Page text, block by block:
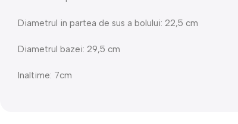
Diametrul in partea de sus a bolului: 22,5 cm
Diametrul bazei: 29,5 cm
Inaltime: 7cm